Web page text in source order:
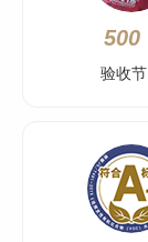
500
验收